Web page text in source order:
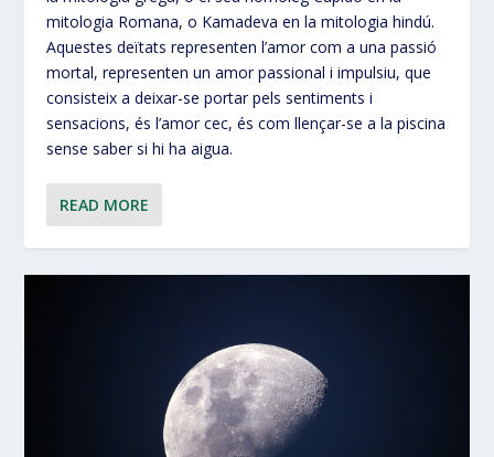
mitologia Romana, o Kamadeva en la mitologia hindú.
Aquestes deïtats representen l’amor com a una passió
mortal, representen un amor passional i impulsiu, que
consisteix a deixar-se portar pels sentiments i
sensacions, és l’amor cec, és com llençar-se a la piscina
sense saber si hi ha aigua.
READ MORE